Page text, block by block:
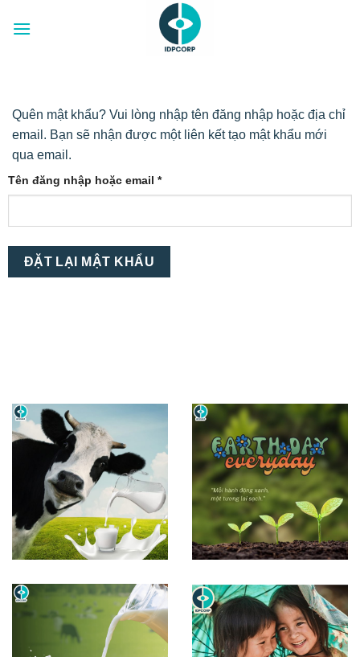
đến
Quên mật khẩu? Vui lòng nhập tên đăng nhập hoặc địa chỉ
email. Bạn sẽ nhận được một liên kết tạo mật khẩu mới
qua email.
Tên đăng nhập hoặc email *Bắt
buộc
ĐẶT LẠI MẬT KHẨU